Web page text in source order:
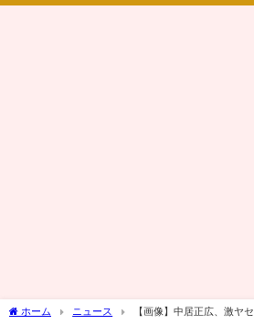
ホーム ニュース 【画像】中居正広、激ヤセ